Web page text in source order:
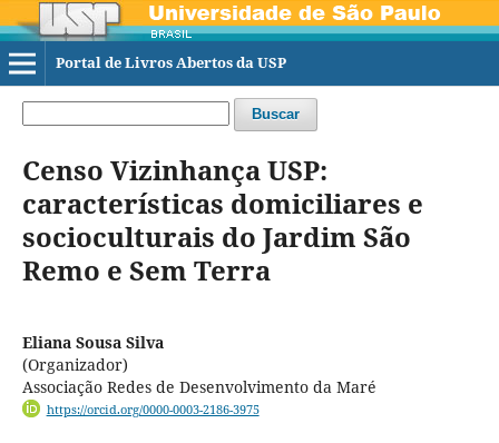
Portal de Livros Abertos da USP
Buscar
Censo Vizinhança USP:
características domiciliares e
socioculturais do Jardim São
Remo e Sem Terra
Eliana Sousa Silva
(Organizador)
Associação Redes de Desenvolvimento da Maré
https://orcid.org/0000-0003-2186-3975